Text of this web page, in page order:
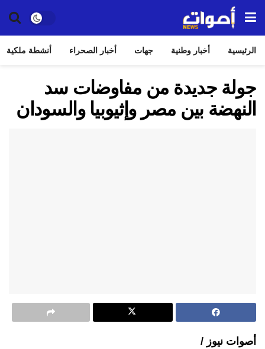
الرئيسية أخبار وطنية جهات أخبار الصحراء أنشطة ملكية
جولة جديدة من مفاوضات سد
النهضة بين مصر وإثيوبيا والسودان
أصوات نيوز /